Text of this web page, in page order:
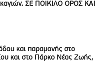
ΣΕ ΠΟΙΚΙΛΟ ΟΡΟΣ ΚΑΙ
και παραμονής στο
και στο Πάρκο Νέας Ζωής,